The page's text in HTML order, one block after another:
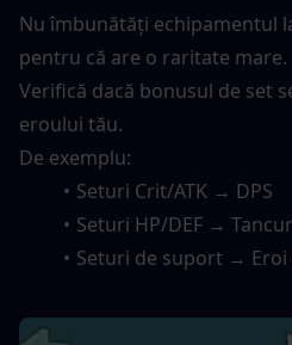
Nu îmbunătăți echipamentul
pentru că are o raritate mare.
Verifică dacă bonusul de set
eroului tău.
De exemplu:
Seturi Crit/ATK → DPS
Seturi HP/DEF →
Seturi de suport →